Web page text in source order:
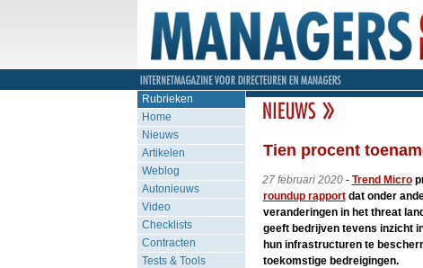
Rubrieken
Home
Nieuws
Artikelen
Weblog
Autonieuws
Video
Checklists
Contracten
Tests & Tools
Tien procent
27 februari 2020- Trend Micro
roundup rapportdat onder
veranderingen in het threat
geeft bedrijven tevens inzicht
hun infrastructuren te
toekomstige bedreigingen.